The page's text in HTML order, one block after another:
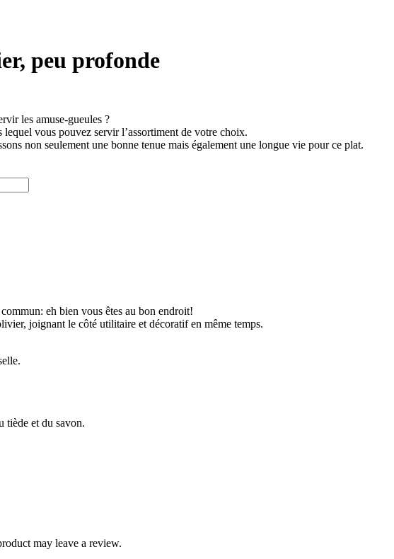
peu profonde
les amuse-gueules ?
vous pouvez servir l’assortiment de votre choix.
non seulement une bonne tenue mais également une longue vie pour ce plat.
eh bien vous êtes au bon endroit!
joignant le côté utilitaire et décoratif en même temps.
tiède et du savon.
may leave a review.